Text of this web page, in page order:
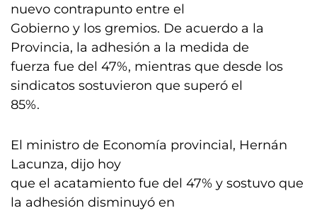
nuevo contrapunto entre el
Gobierno y los gremios. De acuerdo a la
Provincia, la adhesión a la medida de
fuerza fue del 47%, mientras que desde los
sindicatos sostuvieron que superó el
85%.
El ministro de Economía provincial, Hernán
Lacunza, dijo hoy
que el acatamiento fue del 47% y sostuvo que
la adhesión disminuyó en